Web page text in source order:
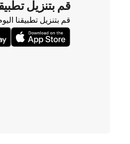
قم بتنزيل
قم بتنزيل تطبيقنا